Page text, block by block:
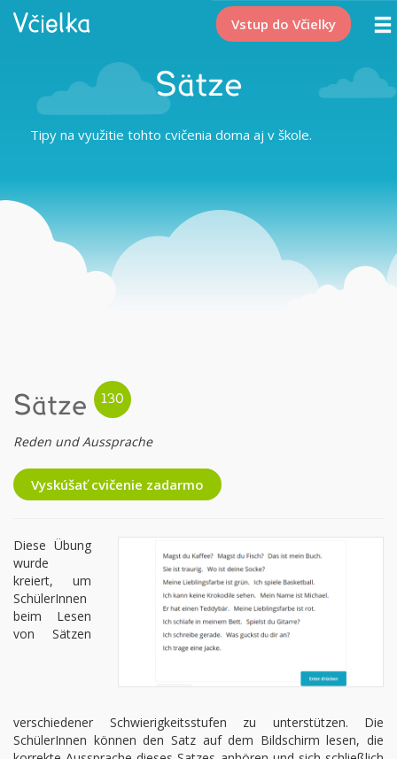
Vstup do Včielky
Sätze
Tipy na využitie tohto cvičenia doma aj v škole.
Sätze
Reden und Aussprache
Vyskúšať cvičenie zadarmo
Diese Übung
wurde
kreiert, um
SchülerInnen
beim Lesen
von Sätzen
verschiedener Schwierigkeitsstufen zu unterstützen. Die
SchülerInnen können den Satz auf dem Bildschirm lesen, die